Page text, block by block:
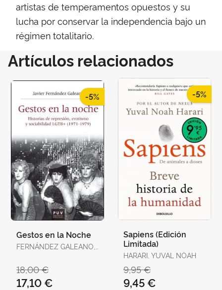
artistas de temperamentos opuestos y su
lucha por conservar la independencia bajo un
régimen totalitario.
Artículos relacionados
-5%
Gestos en la Noche
FERNÁNDEZ GALEANO,
18,00 €
17,10 €
-5%
Sapiens (Edición
Limitada)
HARARI, YUVAL NOAH
9,95 €
9,45 €